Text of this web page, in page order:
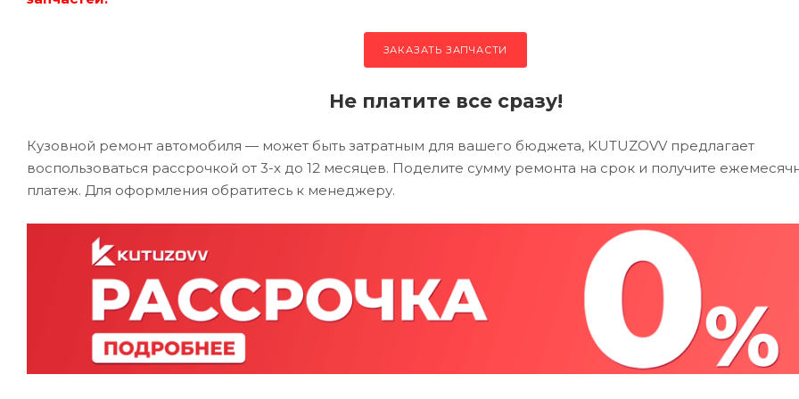
ЗАКАЗАТЬ ЗАПЧАСТИ
Не платите все сразу!
Кузовной ремонт автомобиля — может быть затратным для вашего бюджета, KUTUZOVV предлагает
воспользоваться рассрочкой от 3-х до 12 месяцев. Поделите сумму ремонта на срок и получите
платеж. Для оформления обратитесь к менеджеру.